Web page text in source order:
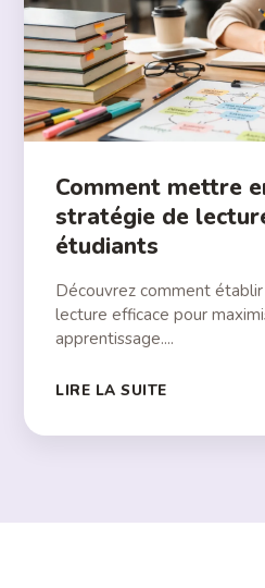
Comment mettre
stratégie de
étudiants
Découvrez comment
lecture efficace pour
apprentissage....
LIRE LA SUITE